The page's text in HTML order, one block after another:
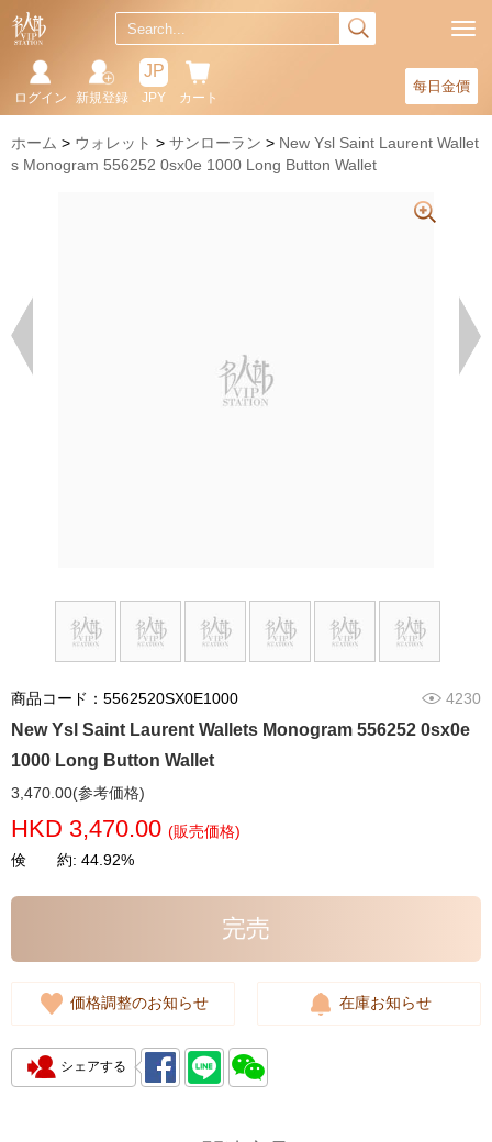
每日金價
カート
JP
JPY
新規登録
ログイン
ホーム ウォレット サンローラン
New Ysl Saint Laurent Wallet
s Monogram 556252 0sx0e 1000 Long Button Wallet
商品コード：5562520SX0E1000 4230
New Ysl Saint Laurent Wallets Monogram 556252 0sx0e
1000 Long Button Wallet
3,470.00(参考価格)
HKD 3,470.00 (販売価格)
倹 約: 44.92%
完売
価格調整のお知らせ 在庫お知らせ
シェアする